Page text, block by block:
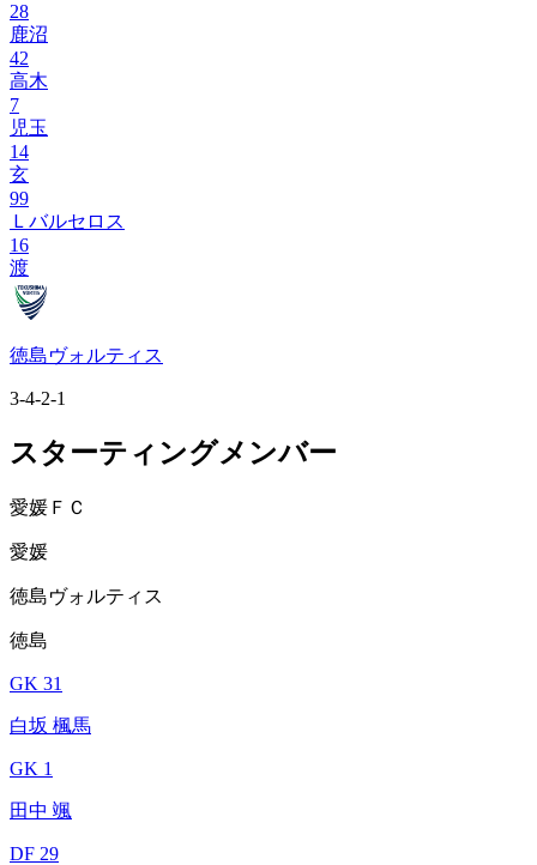
28
鹿沼
42
高木
7
児玉
14
玄
99
Ｌバルセロス
16
渡
徳島ヴォルティス
3-4-2-1
スターティングメンバー
愛媛ＦＣ
愛媛
徳島ヴォルティス
徳島
GK 31
白坂 楓馬
GK 1
田中 颯
DF 29